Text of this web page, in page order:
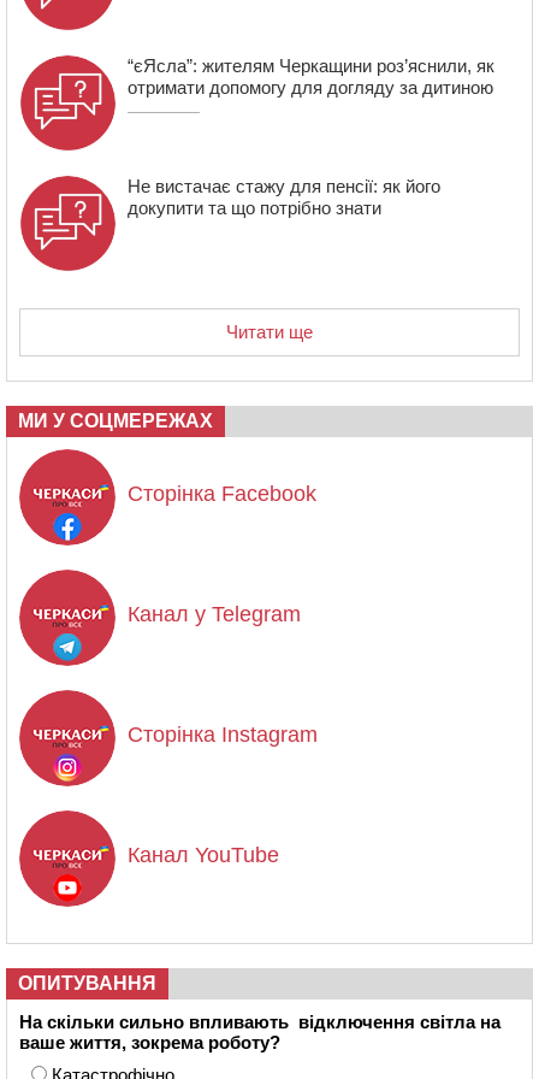
“єЯсла”: жителям Черкащини роз’яснили, як
отримати допомогу для догляду за дитиною
Не вистачає стажу для пенсії: як його
докупити та що потрібно знати
Читати ще
МИ У СОЦМЕРЕЖАХ
Сторінка Facebook
Канал у Telegram
Сторінка Instagram
Канал YouTube
ОПИТУВАННЯ
На скільки сильно впливають відключення світла на
ваше життя, зокрема роботу?